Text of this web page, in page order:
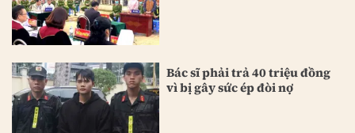
Bác sĩ phải trả 40 triệu đồng
vì bị gây sức ép đòi nợ